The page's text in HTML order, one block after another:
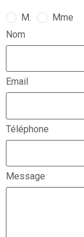
M.
Mme
Nom
Email
Téléphone
Message